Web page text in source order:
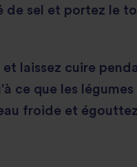
de sel et portez le
et laissez cuire
ce que les
froide et